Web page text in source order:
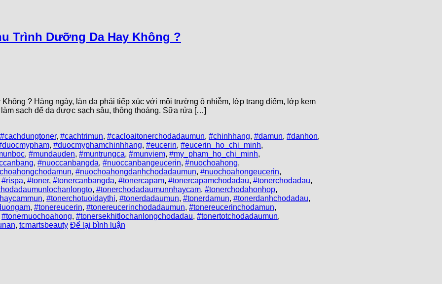
Trình Dưỡng Da Hay Không ?
? Hàng ngày, làn da phải tiếp xúc với môi trường ô nhiễm, lớp trang điểm, lớp kem
sạch để da được sạch sâu, thông thoáng. Sữa rửa […]
#cachdungtoner, #cachtrimun, #cacloaitonerchodadaumun, #chinhhang, #damun, #danhon,
, #duocmyphamchinhhang, #eucerin, #eucerin_ho_chi_minh,
, #mundauden, #muntrungca, #munviem, #my_pham_ho_chi_minh,
, #nuoccanbangda, #nuoccanbangeucerin, #nuochoahong,
, #nuochoahongdanhchodadaumun, #nuochoahongeucerin,
#rispa, #toner, #tonercanbangda, #tonercapam, #tonercapamchodadau, #tonerchodadau,
, #tonerchodadaumunnhaycam, #tonerchodahonhop,
, #tonerchotuoidaythi, #tonerdadaumun, #tonerdamun, #tonerdanhchodadau,
, #tonereucerin, #tonereucerinchodadaumun, #tonereucerinchodamun,
#tonernuochoahong, #tonersekhitlochanlongchodadau, #tonertotchodadaumun,
, tcmartsbeauty Để lại bình luận